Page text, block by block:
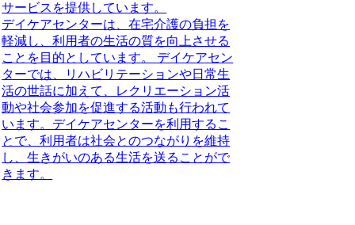
サービスを提供しています。
デイケアセンターは、在宅介護の負担を
軽減し、利用者の生活の質を向上させる
ことを目的としています。 デイケアセン
ターでは、リハビリテーションや日常生
活の世話に加えて、レクリエーション活
動や社会参加を促進する活動も行われて
います。デイケアセンターを利用するこ
とで、利用者は社会とのつながりを維持
し、生きがいのある生活を送ることがで
きます。